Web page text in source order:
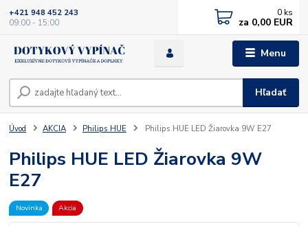
Menu
Hľadať
+421 948 452 243
09:00 - 15:00
0 ks
za 0,00 EUR
Úvod AKCIA Philips HUE Philips HUE LED Žiarovka 9W E27
Philips HUE LED Žiarovka 9W
E27
Novinka Akcia